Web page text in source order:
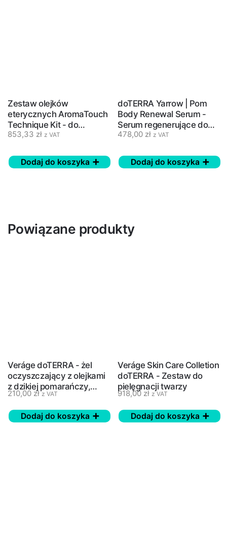
Zestaw olejków
eterycznych AromaTouch
Technique Kit - do
masażu - doTERRA
853,33 zł z VAT
Dodaj do koszyka
doTERRA Yarrow | Pom
Body Renewal Serum -
Serum regenerujące do
ciała - 100 ml
478,00 zł z VAT
Dodaj do koszyka
Powiązane produkty
Veráge doTERRA - żel
oczyszczający z olejkami
z dzikiej pomarańczy,
drzewa herbacianego i
bazylii - 60 ml
210,00 zł z VAT
Dodaj do koszyka
Veráge Skin Care Colletion
doTERRA - Zestaw do
pielęgnacji twarzy
918,00 zł z VAT
Dodaj do koszyka